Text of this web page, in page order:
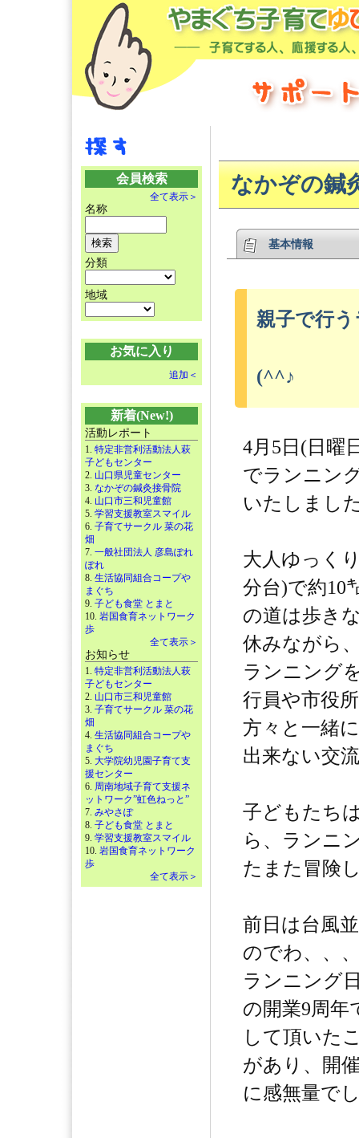
会員検索
全て表示＞
名称
分類
地域
お気に入り
追加＜
新着(New!)
活動レポート
1. 特定非営利活動法人萩
子どもセンター
2. 山口県児童センター
3. なかぞの鍼灸接骨院
4. 山口市三和児童館
5. 学習支援教室スマイル
6. 子育てサークル 菜の花
畑
7. 一般社団法人 彦島ぽれ
ぽれ
8. 生活協同組合コープや
まぐち
9. 子ども食堂 とまと
10. 岩国食育ネットワーク
歩
全て表示＞
お知らせ
1. 特定非営利活動法人萩
子どもセンター
2. 山口市三和児童館
3. 子育てサークル 菜の花
畑
4. 生活協同組合コープや
まぐち
5. 大学院幼児園子育て支
援センター
6. 周南地域子育て支援ネ
ットワーク”虹色ねっと”
7. みやさぽ
8. 子ども食堂 とまと
9. 学習支援教室スマイル
10. 岩国食育ネットワーク
歩
全て表示＞
なかぞの鍼
基本情報
親子で行
(^^♪
4月5日(日曜
でランニン
いたしまし
大人ゆっく
分台)で約10
の道は歩き
休みながら
ランニング
行員や市役
方々と一緒
出来ない交
子どもたち
ら、ランニ
たまた冒険
前日は台風
のでわ、、
ランニング
の開業9周年
して頂いた
があり、開
に感無量で